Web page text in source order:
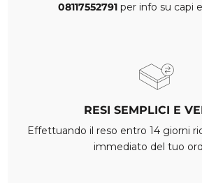
08117552791 per info su capi
RESI SEMPLICI E
Effettuando il reso entro 14 giorni
immediato del tuo